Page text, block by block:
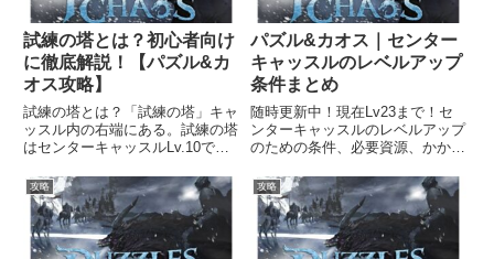
試練の塔とは？初心者向け
に徹底解説！【パズル&カ
オス攻略】
試練の塔とは？「試練の塔」キャ
ッスル内の右端にある。試練の塔
はセンターキャッスルLv.10で解
試練があり、曜日ごとにチャレン
ジできる試練が異なります。未開
放の試練はセンターキャッスルを
レベルアップすると解放され...
パズル&カオス｜センター
キャッスルのレベルアップ
条件まとめ
随時更新中！現在Lv23まで！セ
ンターキャッスルのレベルアップ
のための条件、必要資源、かかる
くレベルアップしたい方は参考に
してみてください。
攻略 攻略